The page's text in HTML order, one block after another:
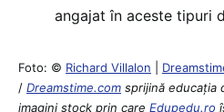
angajat în aceste tipuri
Foto: © Richard Villalon
/ Dreamstime.com sprijină educaţia
imagini stock prin care Edupedu.ro